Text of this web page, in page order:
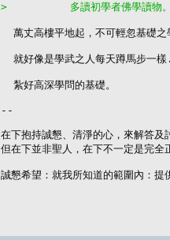
>          多讀初學者佛學讀物
萬丈高樓平地起，不可輕忽基礎之
就好像是學武之人每天蹲馬步一
  紮好高深學問的基礎。
--
在下抱持誠懇、清淨的心，來解答及
但在下並非聖人，在下不一定是完全
誠懇希望：就我所知道的範圍內：